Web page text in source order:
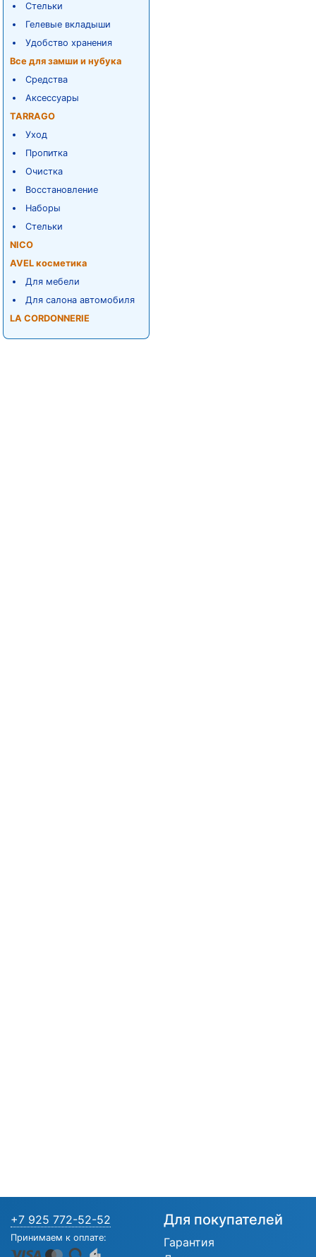
Стельки
Гелевые вкладыши
Удобство хранения
Все для замши и нубука
Средства
Аксессуары
TARRAGO
Уход
Пропитка
Очистка
Восстановление
Наборы
Стельки
NICO
AVEL косметика
Для мебели
Для салона автомобиля
LA CORDONNERIE
+7 925 772-52-52
Принимаем к оплате:
Для покупателей
Гарантия